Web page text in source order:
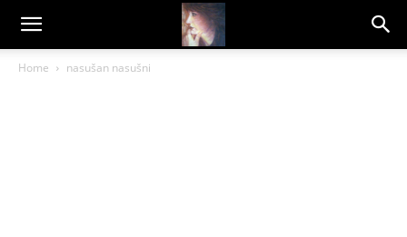
Dragana
Home nasušan nasušni